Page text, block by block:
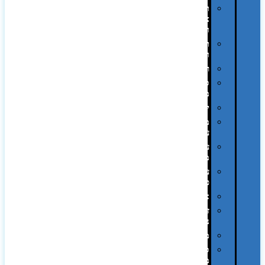
תיקי
ומכתביות
תערוכות
וכנסים
רמקולים
סוכריות
ממותגות
יודאיקה
מארזי
עטים
עטי
מתכת
עטי
פלסטיק
אוזניות
זכרונות
ניידים
מפצלים
סביבת
מחשב